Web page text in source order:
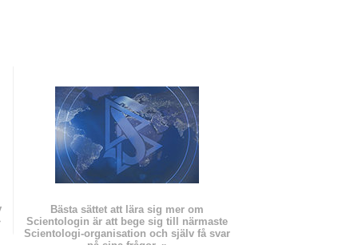
Bästa sättet att lära sig mer om
Scientologin är att bege sig till närmaste
Scientologi-organisation och själv få svar